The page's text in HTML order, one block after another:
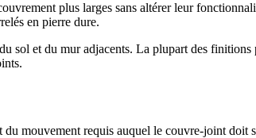
plus larges sans altérer leur
en pierre dure.
et du mur adjacents. La plupart des finitions
mouvement requis auquel le couvre-joint doit